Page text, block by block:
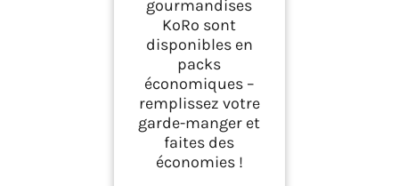
gourmandises
KoRo sont
disponibles en
packs
économiques –
remplissez votre
garde-manger et
faites des
économies !